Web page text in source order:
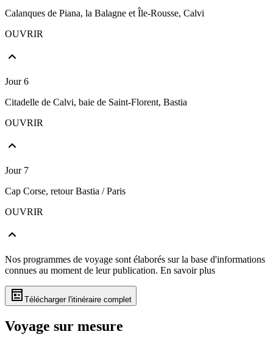
Calanques de Piana, la Balagne et Île-Rousse, Calvi
OUVRIR
Jour 6
Citadelle de Calvi, baie de Saint-Florent, Bastia
OUVRIR
Jour 7
Cap Corse, retour Bastia / Paris
OUVRIR
Nos programmes de voyage sont élaborés sur la base d'informations
connues au moment de leur publication. En savoir plus
Télécharger l'itinéraire complet
Voyage sur mesure